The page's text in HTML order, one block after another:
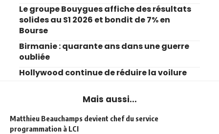
Le groupe Bouygues affiche des résultats
solides au S1 2026 et bondit de 7% en
Bourse
Birmanie : quarante ans dans une guerre
oubliée
Hollywood continue de réduire la voilure
Mais aussi...
Matthieu Beauchamps devient chef du service
programmation à LCI